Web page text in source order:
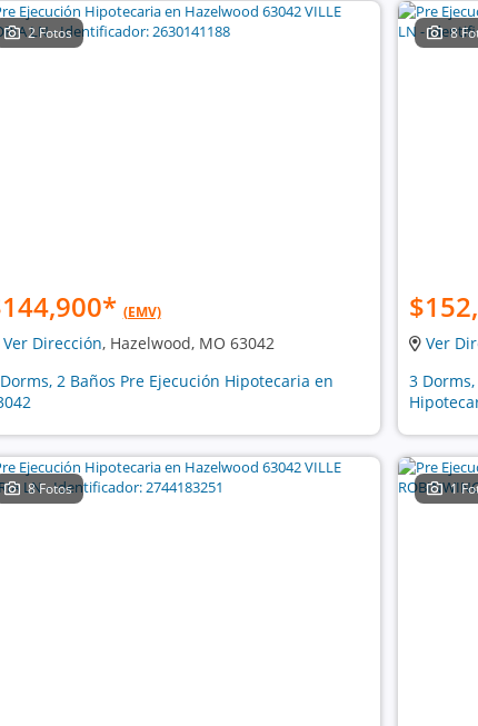
2 Fotos
* (EMV)
Ver Dirección, Hazelwood, MO 63042
2 Baños Pre Ejecución Hipotecaria en
8
Ver
3
8 Fotos 1